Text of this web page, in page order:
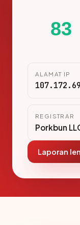
83
ALAMAT IP
REGISTRAR
Porkbun
Laporan